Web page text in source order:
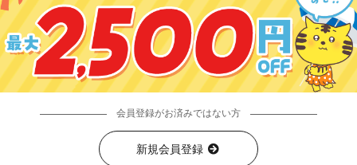
会員登録がお済みではない方
新規会員登録